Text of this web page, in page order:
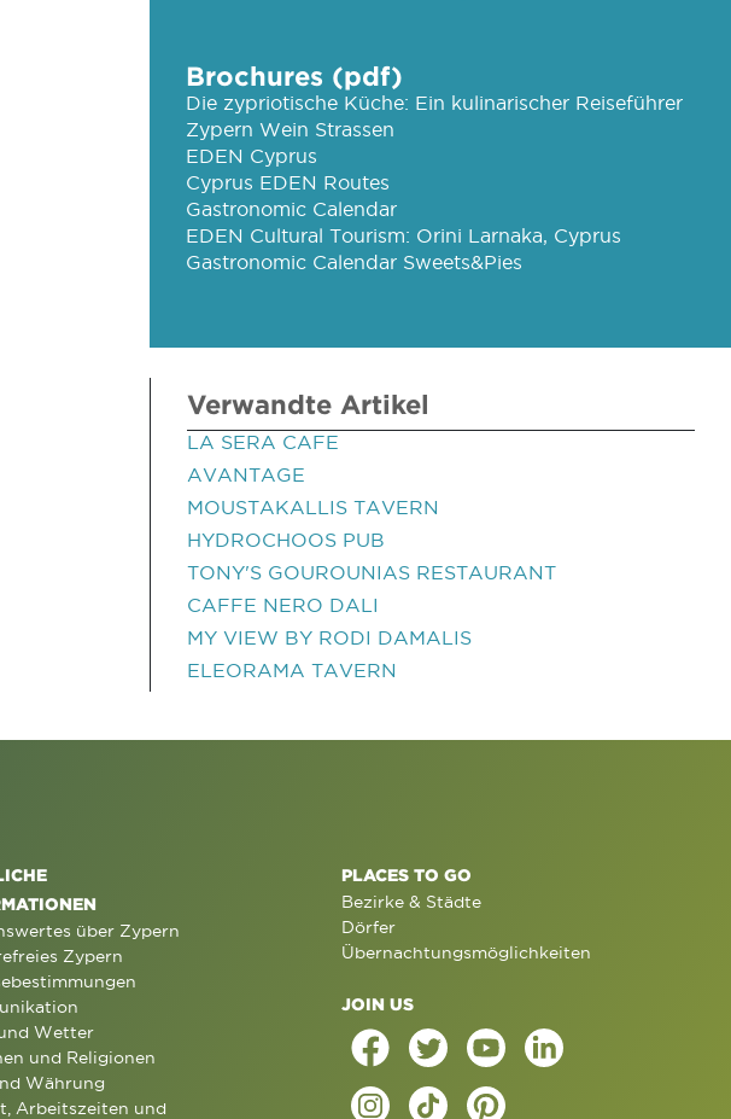
Brochures (pdf)
Die zypriotische Küche: Ein kulinarischer Reiseführer
Zypern Wein Strassen
EDEN Cyprus
Cyprus EDEN Routes
Gastronomic Calendar
EDEN Cultural Tourism: Orini Larnaka, Cyprus
Gastronomic Calendar Sweets&Pies
Verwandte Artikel
LA SERA CAFE
AVANTAGE
MOUSTAKALLIS TAVERN
HYDROCHOOS PUB
TONY'S GOUROUNIAS RESTAURANT
CAFFE NERO DALI
MY VIEW BY RODI DAMALIS
ELEORAMA TAVERN
über Zypern
Zypern
Wetter
und Religionen
Währung
Arbeitszeiten und
PLACES TO GO
Bezirke & Städte
Dörfer
Übernachtungsmöglichkeiten
JOIN US